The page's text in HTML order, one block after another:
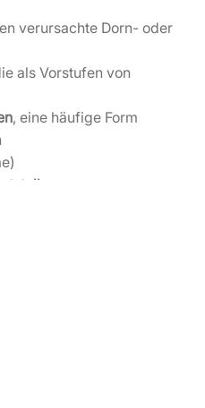
verursachte Dorn- oder
als Vorstufen von
, eine häufige Form